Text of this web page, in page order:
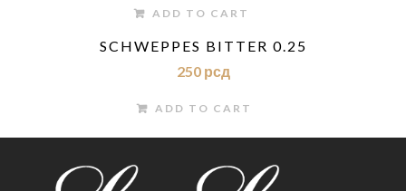
ADD TO CART
SCHWEPPES BITTER 0.25
250 рсд
ADD TO CART